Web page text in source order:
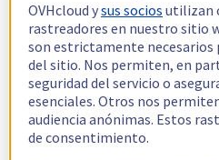
OVHcloud ysus socios utilizan
rastreadores en nuestro sitio
son estrictamente
del sitio. Nos permiten, en
seguridad del servicio o
esenciales. Otros nos
audiencia anónimas. Estos
de consentimiento.